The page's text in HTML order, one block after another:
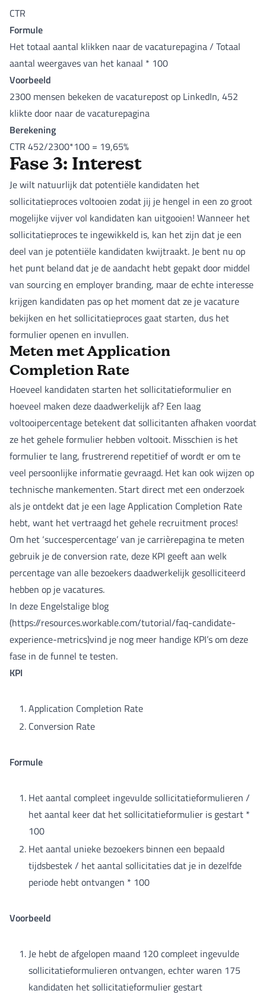
CTR
Formule
Het totaal aantal klikken naar de vacaturepagina / Totaal
aantal weergaves van het kanaal * 100
Voorbeeld
2300 mensen bekeken de vacaturepost op LinkedIn, 452
klikte door naar de vacaturepagina
Berekening
CTR 452/2300*100 = 19,65%
Fase 3: Interest
Je wilt natuurlijk dat potentiële kandidaten het
sollicitatieproces voltooien zodat jij je hengel in een zo groot
mogelijke vijver vol kandidaten kan uitgooien! Wanneer het
sollicitatieproces te ingewikkeld is, kan het zijn dat je een
deel van je potentiële kandidaten kwijtraakt. Je bent nu op
het punt beland dat je de aandacht hebt gepakt door middel
van sourcing en employer branding, maar de echte interesse
krijgen kandidaten pas op het moment dat ze je vacature
bekijken en het sollicitatieproces gaat starten, dus het
formulier openen en invullen.
Meten met Application
Completion Rate
Hoeveel kandidaten starten het sollicitatieformulier en
hoeveel maken deze daadwerkelijk af? Een laag
voltooipercentage betekent dat sollicitanten afhaken voordat
ze het gehele formulier hebben voltooit. Misschien is het
formulier te lang, frustrerend repetitief of wordt er om te
veel persoonlijke informatie gevraagd. Het kan ook wijzen op
technische mankementen. Start direct met een onderzoek
als je ontdekt dat je een lage Application Completion Rate
hebt, want het vertraagd het gehele recruitment proces!
Om het ‘succespercentage’ van je carrièrepagina te meten
gebruik je de conversion rate, deze KPI geeft aan welk
percentage van alle bezoekers daadwerkelijk gesolliciteerd
hebben op je vacatures.
In deze Engelstalige blog
(https://resources.workable.com/tutorial/faq-candidate-
experience-metrics)vind je nog meer handige KPI’s om deze
fase in de funnel te testen.
KPI
Application Completion Rate
Conversion Rate
Formule
Het aantal compleet ingevulde sollicitatieformulieren /
het aantal keer dat het sollicitatieformulier is gestart *
100
Het aantal unieke bezoekers binnen een bepaald
tijdsbestek / het aantal sollicitaties dat je in dezelfde
periode hebt ontvangen * 100
Voorbeeld
Je hebt de afgelopen maand 120 compleet ingevulde
sollicitatieformulieren ontvangen, echter waren 175
kandidaten het sollicitatieformulier gestart